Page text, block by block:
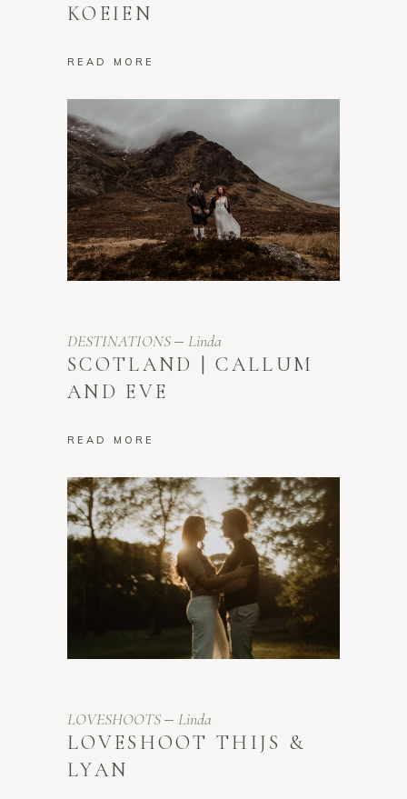
KOEIEN
READ MORE
DESTINATIONS Linda
SCOTLAND | CALLUM
AND EVE
READ MORE
LOVESHOOTS Linda
LOVESHOOT THIJS &
LYAN